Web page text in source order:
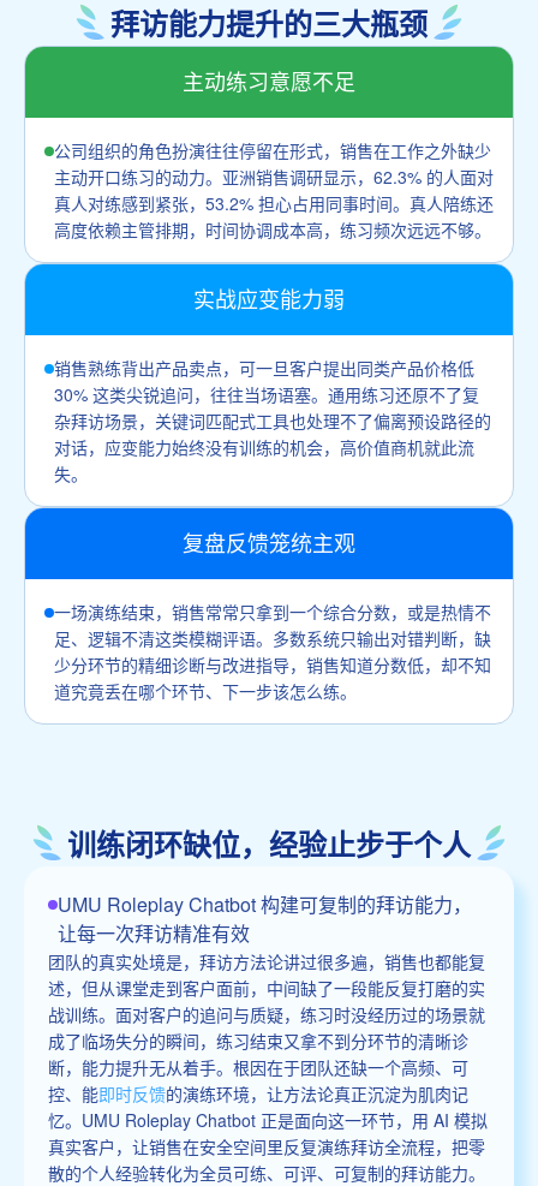
拜访能力提升的三大瓶颈
主动练习意愿不足
公司组织的角色扮演往往停留在形式，销售在工作之外缺少
主动开口练习的动力。亚洲销售调研显示，62.3% 的人面对
真人对练感到紧张，53.2% 担心占用同事时间。真人陪练还
高度依赖主管排期，时间协调成本高，练习频次远远不够。
实战应变能力弱
销售熟练背出产品卖点，可一旦客户提出同类产品价格低
30% 这类尖锐追问，往往当场语塞。通用练习还原不了复
杂拜访场景，关键词匹配式工具也处理不了偏离预设路径的
对话，应变能力始终没有训练的机会，高价值商机就此流
失。
复盘反馈笼统主观
一场演练结束，销售常常只拿到一个综合分数，或是热情不
足、逻辑不清这类模糊评语。多数系统只输出对错判断，缺
少分环节的精细诊断与改进指导，销售知道分数低，却不知
道究竟丢在哪个环节、下一步该怎么练。
训练闭环缺位，经验止步于个人
UMU Roleplay Chatbot 构建可复制的拜访能力，
让每一次拜访精准有效
团队的真实处境是，拜访方法论讲过很多遍，销售也都能复
述，但从课堂走到客户面前，中间缺了一段能反复打磨的实
战训练。面对客户的追问与质疑，练习时没经历过的场景就
成了临场失分的瞬间，练习结束又拿不到分环节的清晰诊
断，能力提升无从着手。根因在于团队还缺一个高频、可
控、能即时反馈的演练环境，让方法论真正沉淀为肌肉记
忆。UMU Roleplay Chatbot 正是面向这一环节，用 AI 模拟
真实客户，让销售在安全空间里反复演练拜访全流程，把零
散的个人经验转化为全员可练、可评、可复制的拜访能力。